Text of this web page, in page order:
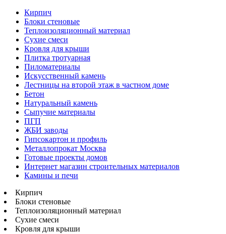
Кирпич
Блоки стеновые
Теплоизоляционный материал
Сухие смеси
Кровля для крыши
Плитка тротуарная
Пиломатериалы
Искусственный камень
Лестницы на второй этаж в частном доме
Бетон
Натуральный камень
Сыпучие материалы
ПГП
ЖБИ заводы
Гипсокартон и профиль
Металлопрокат Москва
Готовые проекты домов
Интернет магазин строительных материалов
Камины и печи
Кирпич
Блоки стеновые
Теплоизоляционный материал
Сухие смеси
Кровля для крыши